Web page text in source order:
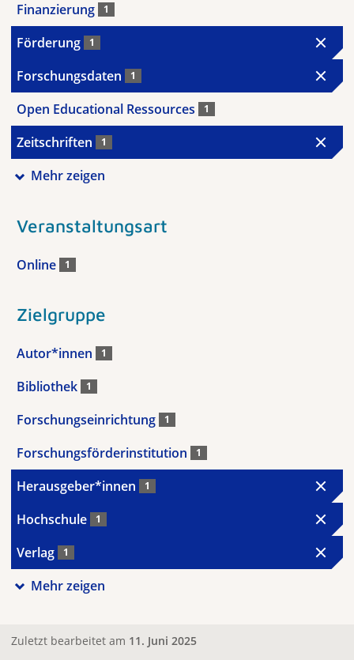
Finanzierung 1
Förderung 1
Forschungsdaten 1
Open Educational Ressources 1
Zeitschriften 1
Mehr zeigen
Veranstaltungsart
Online 1
Zielgruppe
Autor*innen 1
Bibliothek 1
Forschungseinrichtung 1
Forschungsförderinstitution 1
Herausgeber*innen 1
Hochschule 1
Verlag 1
Mehr zeigen
Zuletzt bearbeitet am 11. Juni 2025